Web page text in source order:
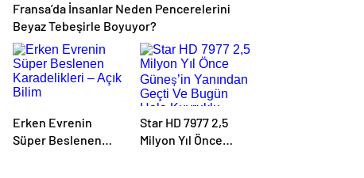
Görünüyorlar
Fransa’da İnsanlar Neden Pencerelerini
Beyaz Tebeşirle Boyuyor?
Erken Evrenin
Süper Beslenen
Star HD 7977 2,5
Milyon Yıl Önce